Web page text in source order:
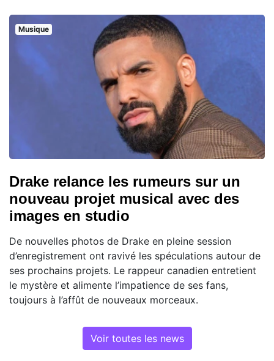
Musique
Drake relance les rumeurs sur un
nouveau projet musical avec des
images en studio
De nouvelles photos de Drake en pleine session
d’enregistrement ont ravivé les spéculations autour de
ses prochains projets. Le rappeur canadien entretient
le mystère et alimente l’impatience de ses fans,
toujours à l’affût de nouveaux morceaux.
Voir toutes les news